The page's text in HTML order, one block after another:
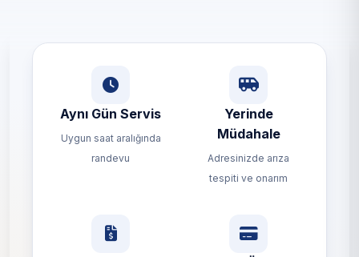
Aynı Gün Servis
Uygun saat aralığında
randevu
Yerinde
Müdahale
Adresinizde arıza
tespiti ve onarım